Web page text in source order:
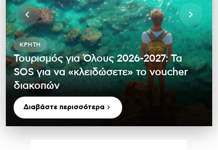
ΚΡΉΤΗ
Τουρισμός για Όλους 2026-2027: Τα
SOS για να «κλειδώσετε» το voucher
διακοπών
Διαβάστε περισσότερα